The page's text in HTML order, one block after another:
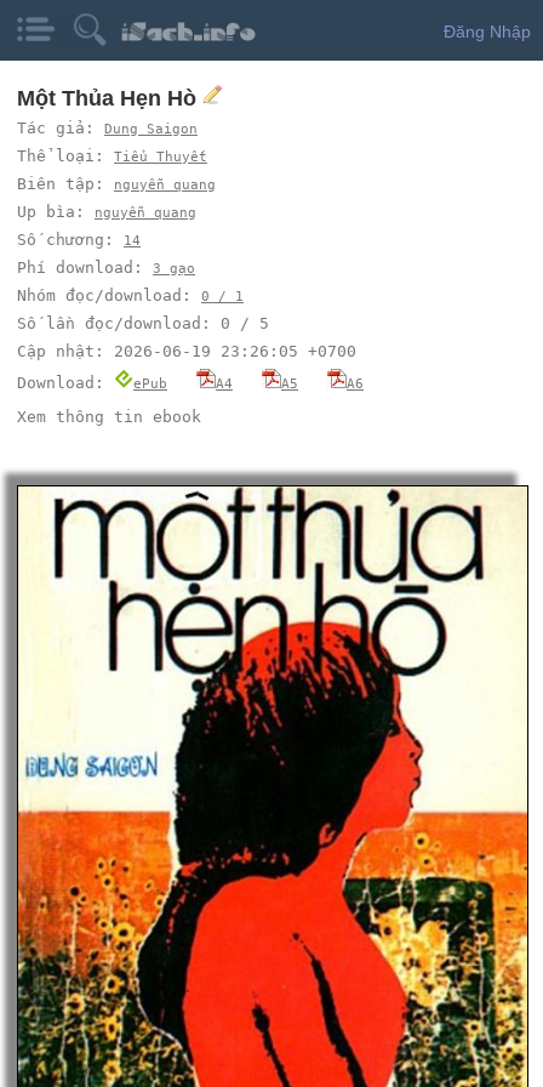
Đăng Nhập
Một Thủa Hẹn Hò
Tác giả: Dung Saigon
Thể loại: Tiểu Thuyết
Biên tập: nguyễn quang
Up bìa: nguyễn quang
Số chương: 14
Phí download: 3 gạo
Nhóm đọc/download: 0 / 1
Số lần đọc/download: 0 / 5
Cập nhật: 2026-06-19 23:26:05 +0700
Download:
ePub A4 A5 A6
Xem thông tin ebook